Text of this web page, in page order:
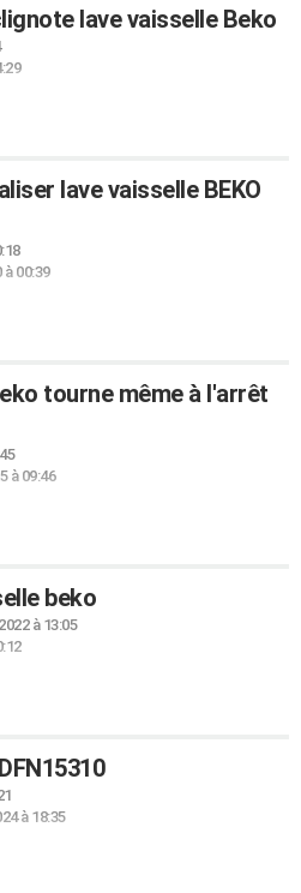
lave vaisselle Beko
lave vaisselle BEKO
à 00:39
tourne même à l'arrêt
à 09:46
beko
à 13:05
à 18:35